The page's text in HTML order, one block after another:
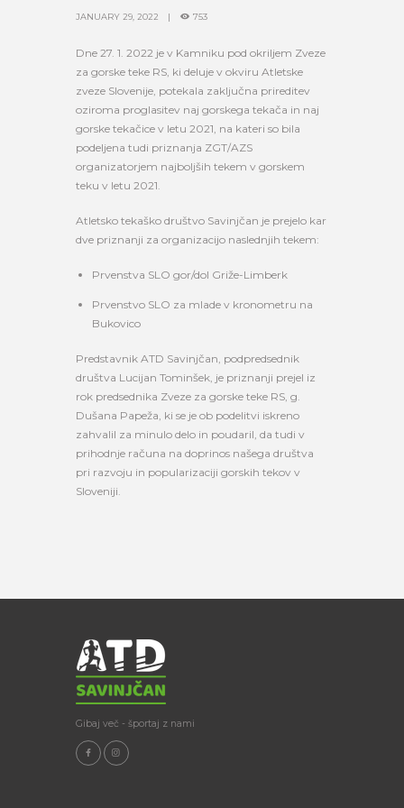
JANUARY 29, 2022 753
Dne 27. 1. 2022 je v Kamniku pod okriljem Zveze
za gorske teke RS, ki deluje v okviru Atletske
zveze Slovenije, potekala zaključna prireditev
oziroma proglasitev naj gorskega tekača in naj
gorske tekačice v letu 2021, na kateri so bila
podeljena tudi priznanja ZGT/AZS
organizatorjem najboljših tekem v gorskem
teku v letu 2021.
Atletsko tekaško društvo Savinjčan je prejelo kar
dve priznanji za organizacijo naslednjih tekem:
Prvenstva SLO gor/dol Griže-Limberk
Prvenstvo SLO za mlade v kronometru na
Bukovico
Predstavnik ATD Savinjčan, podpredsednik
društva Lucijan Tominšek, je priznanji prejel iz
rok predsednika Zveze za gorske teke RS, g.
Dušana Papeža, ki se je ob podelitvi iskreno
zahvalil za minulo delo in poudaril, da tudi v
prihodnje računa na doprinos našega društva
pri razvoju in popularizaciji gorskih tekov v
Sloveniji.
Gibaj več - športaj z nami